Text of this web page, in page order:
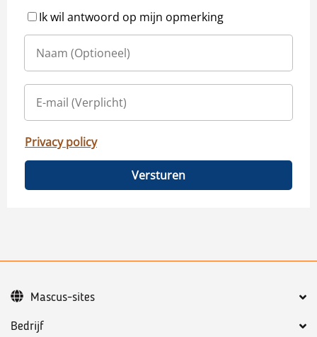
Ik wil antwoord op mijn opmerking
Privacy policy
Versturen
Bedrijf
Mascus-sites